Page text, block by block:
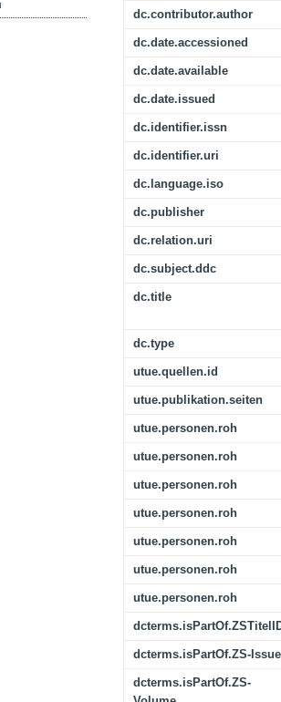
dc.contributor.author
dc.date.accessioned
dc.date.available
dc.date.issued
dc.identifier.issn
dc.identifier.uri
dc.language.iso
dc.publisher
dc.relation.uri
dc.subject.ddc
dc.title
dc.type
utue.quellen.id
utue.publikation.seiten
utue.personen.roh
utue.personen.roh
utue.personen.roh
utue.personen.roh
utue.personen.roh
utue.personen.roh
utue.personen.roh
dcterms.isPartOf.ZS-Issue
dcterms.isPartOf.ZS-